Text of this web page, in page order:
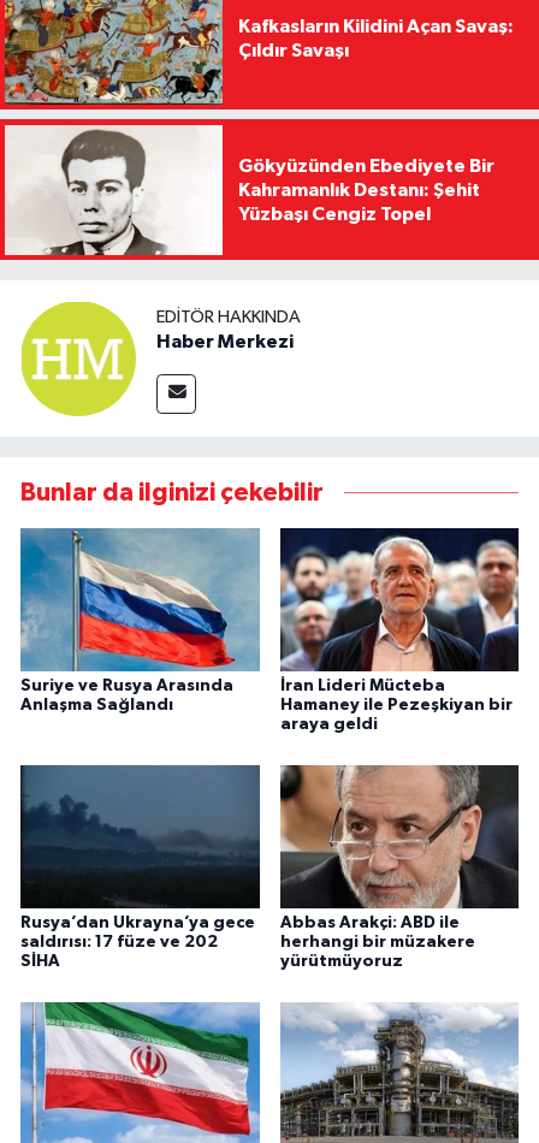
Kafkasların Kilidini Açan Savaş:
Çıldır Savaşı
Gökyüzünden Ebediyete Bir
Kahramanlık Destanı: Şehit
Yüzbaşı Cengiz Topel
EDITÖR HAKKINDA
Haber Merkezi
Bunlar da ilginizi çekebilir
Suriye ve Rusya Arasında
Anlaşma Sağlandı
İran Lideri Mücteba
Hamaney ile Pezeşkiyan bir
araya geldi
Rusya’dan Ukrayna’ya gece
saldırısı: 17 füze ve 202
SİHA
Abbas Arakçi: ABD ile
herhangi bir müzakere
yürütmüyoruz